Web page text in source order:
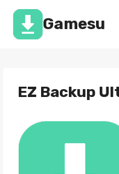
Перейти
содержимомуGamesu
EZ Backup